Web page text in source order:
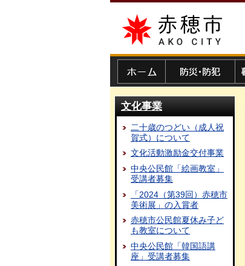
赤穂市
文化事業
二十歳のつどい（成人祝
賀式）について
文化活動激励金交付事業
中央公民館「絵画教室」
受講者募集
「2024（第39回）赤穂市
美術展」の入賞者
赤穂市公民館夏休み子ど
も教室について
中央公民館「韓国語講
座」受講者募集